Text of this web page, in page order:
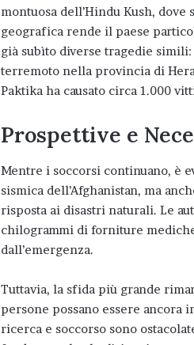
montuosa dell’Hindu Kush,
geografica rende il paese
già subìto diverse tragedie
terremoto nella provincia di
Paktika ha causato circa 1.000
Prospettive e
Mentre i soccorsi continuano, è
sismica dell’Afghanistan, ma
risposta ai disastri naturali. Le
chilogrammi di forniture
dall’emergenza.
Tuttavia, la sfida più grande
persone possano essere ancora
ricerca e soccorso sono